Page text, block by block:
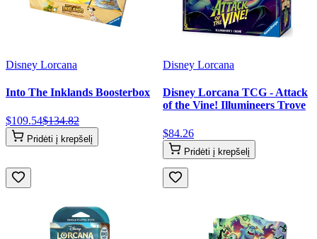
Disney Lorcana
Into The Inklands Boosterbox
$109.54$134.82
Pridėti į krepšelį
Disney Lorcana
Disney Lorcana TCG - Attack
of the Vine! Illumineers Trove
$84.26
Pridėti į krepšelį